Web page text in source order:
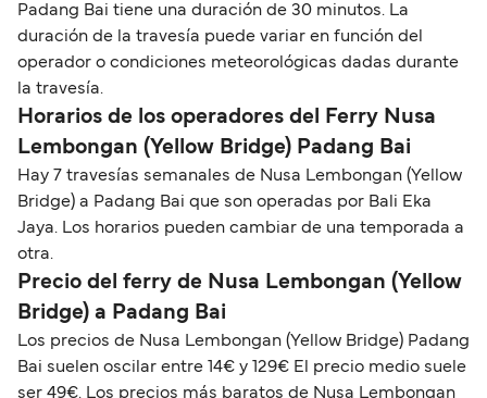
Padang Bai tiene una duración de 30 minutos. La
duración de la travesía puede variar en función del
operador o condiciones meteorológicas dadas durante
la travesía.
Horarios de los operadores del Ferry Nusa
Lembongan (Yellow Bridge) Padang Bai
Hay 7 travesías semanales de Nusa Lembongan (Yellow
Bridge) a Padang Bai que son operadas por Bali Eka
Jaya. Los horarios pueden cambiar de una temporada a
otra.
Precio del ferry de Nusa Lembongan (Yellow
Bridge) a Padang Bai
Los precios de Nusa Lembongan (Yellow Bridge) Padang
Bai suelen oscilar entre 14€ y 129€ El precio medio suele
ser 49€. Los precios más baratos de Nusa Lembongan